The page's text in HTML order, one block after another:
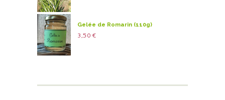
Gelée de Romarin (110g)
3,50€